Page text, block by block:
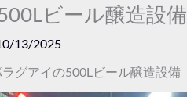
ビール醸造設備
13/2025
ラグアイの500Lビール醸造設備